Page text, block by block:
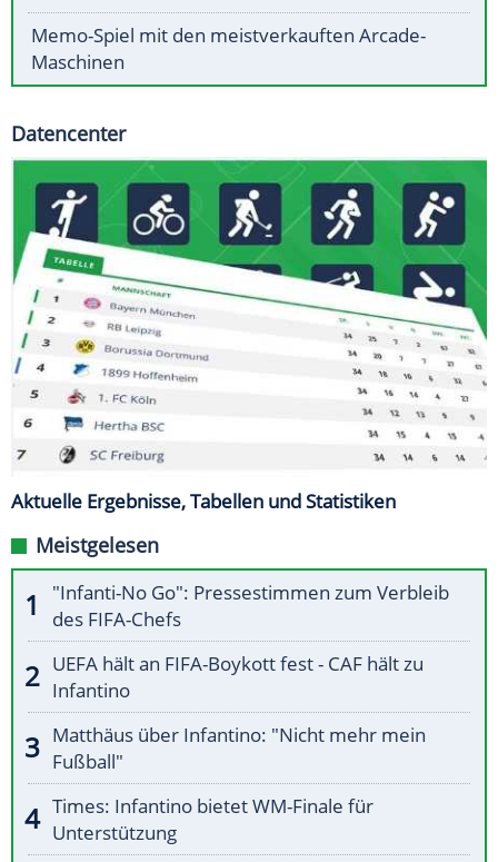
Memo-Spiel mit den meistverkauften Arcade-
Maschinen
Datencenter
Aktuelle Ergebnisse, Tabellen und Statistiken
Meistgelesen
"Infanti-No Go": Pressestimmen zum Verbleib
des FIFA-Chefs
UEFA hält an FIFA-Boykott fest - CAF hält zu
Infantino
Matthäus über Infantino: "Nicht mehr mein
Fußball"
Times: Infantino bietet WM-Finale für
Unterstützung